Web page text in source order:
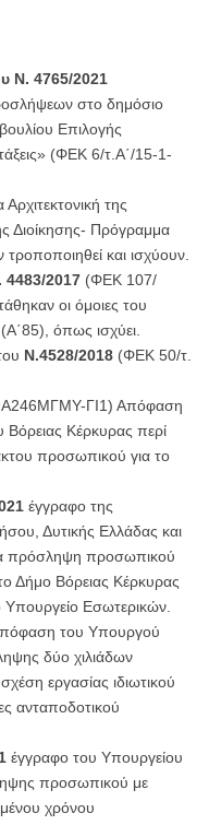
Ν. 4765/2021
στο δημόσιο
Επιλογής
(ΦΕΚ 6/τ.Α΄/15-1-
της
Διοίκησης- Πρόγραμμα
και ισχύουν.
4483/2017 (ΦΕΚ 107/
οι όμοιες του
όπως ισχύει.
Ν.4528/2018 (ΦΕΚ 50/τ.
ΓΙ1) Απόφαση
Κέρκυρας περί
προσωπικού για το
έγγραφο της
Δυτικής Ελλάδας και
πρόσληψη προσωπικού
Δήμο Βόρειας Κέρκυρας
Υπουργείο Εσωτερικών.
του Υπουργού
δύο χιλιάδων
εργασίας ιδιωτικού
ανταποδοτικού
έγγραφο του Υπουργείου
προσωπικού με
χρόνου